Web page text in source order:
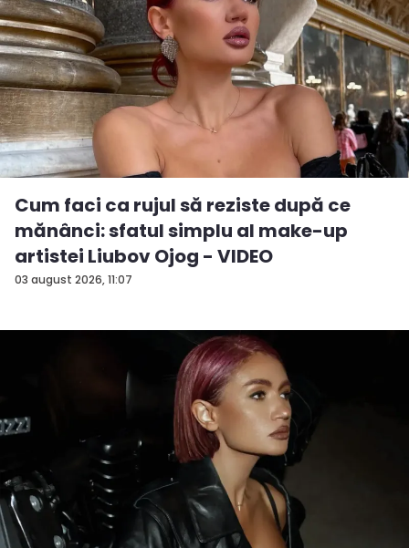
03 august 2026, 11:07
Cum faci ca rujul să reziste după ce
mănânci: sfatul simplu al make-up
artistei Liubov Ojog - VIDEO